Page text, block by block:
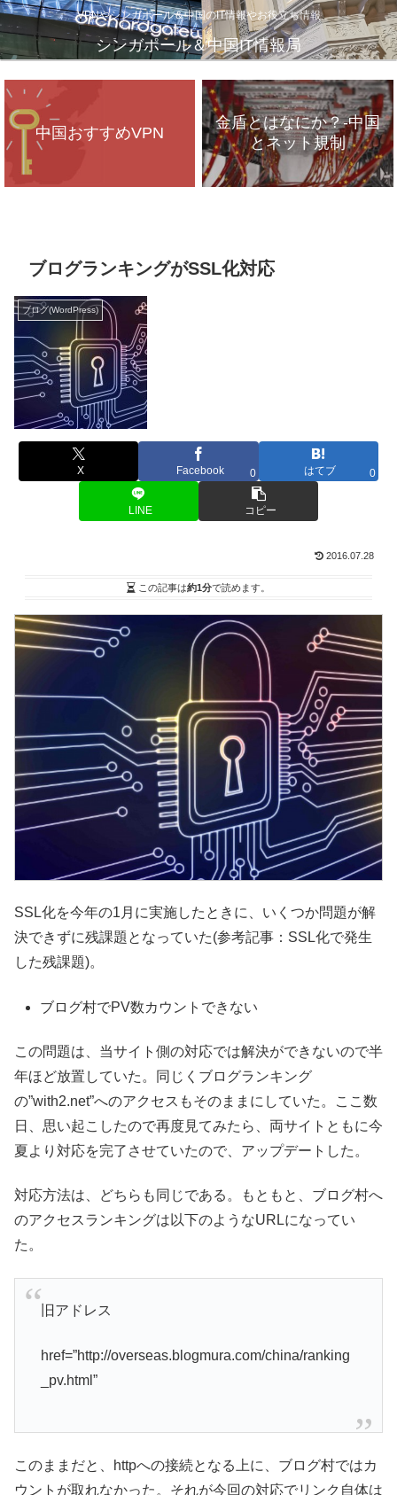
VPNやシンガポール＆中国のIT情報やお役立ち情報
シンガポール＆中国IT情報局
中国おすすめVPN
金盾とはなにか？-中国
とネット規制
ブログランキングがSSL化対応
ブログ(WordPress)
X Facebook 0 はてブ 0
LINE コピー
2016.07.28
この記事は約1分で読めます。
SSL化を今年の1月に実施したときに、いくつか問題が解
決できずに残課題となっていた(参考記事：SSL化で発生
した残課題)。
ブログ村でPV数カウントできない
この問題は、当サイト側の対応では解決ができないので半
年ほど放置していた。同じくブログランキング
の”with2.net”へのアクセスもそのままにしていた。ここ数
日、思い起こしたので再度見てみたら、両サイトともに今
夏より対応を完了させていたので、アップデートした。
対応方法は、どちらも同じである。もともと、ブログ村へ
のアクセスランキングは以下のようなURLになってい
た。
旧アドレス
href=”http://overseas.blogmura.com/china/ranking
_pv.html”
このままだと、httpへの接続となる上に、ブログ村ではカ
ウントが取れなかった。それが今回の対応でリンク自体は